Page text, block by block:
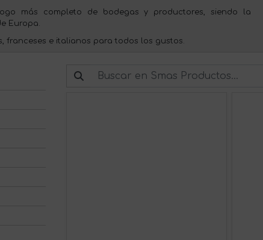
más completo de bodegas y productores, siendo la
Europa.
franceses e italianos para todos los gustos.